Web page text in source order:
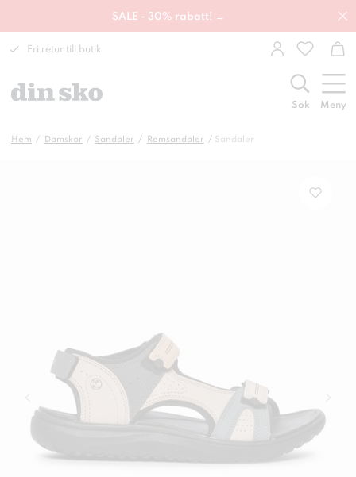
SALE - 30% rabatt! →
Fri retur till butik
Sök Meny
Hem Damskor Sandaler Remsandaler Sandaler